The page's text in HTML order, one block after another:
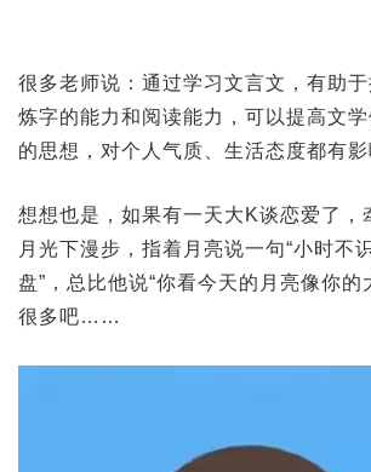
很多老师说：通过学习文言文，有助于
炼字的能力和阅读能力，可以提高文
的思想，对个人气质、生活态度都有影
想想也是，如果有一天大K谈恋爱了，
月光下漫步，指着月亮说一句“小时不
盘”，总比他说“你看今天的月亮像你的
很多吧……